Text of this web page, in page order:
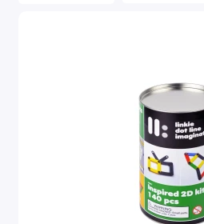
Аксессуары для торпеды и
Аксессуары для чтения
Банные принадлежности